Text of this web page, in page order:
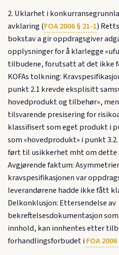
2. Uklarhet i
avklaring (FOA 2006 § 21-1)
bokstav a gir oppdragsgiver
opplysninger for å klarlegge
tilbudene, forutsatt at det ikke
KOFAs tolkning:
punkt 2.1 krevde eksplisitt
hovedprodukt og tilbehør»,
tilsvarende presisering for
klassifisert som eget produkt i
som «hovedprodukt» i punkt
ført til usikkerhet mht om dette
Avgjørende faktum:
kravspesifikasjonen var
leverandørene hadde ikke fått
Delkonklusjon: Ettersendelse av
bekreftelsesdokumentasjon
innhold, kan innhentes etter
forhandlingsforbudet iFOA